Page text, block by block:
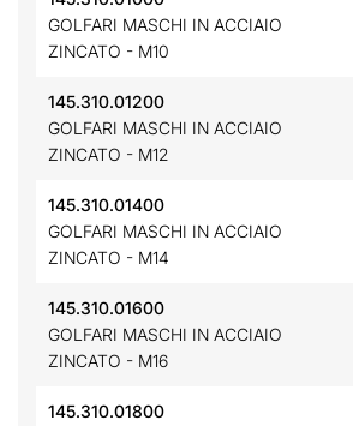
GOLFARI MASCHI IN ACCIAIO
ZINCATO - M10
145.310.01200
GOLFARI MASCHI IN ACCIAIO
ZINCATO - M12
145.310.01400
GOLFARI MASCHI IN ACCIAIO
ZINCATO - M14
145.310.01600
GOLFARI MASCHI IN ACCIAIO
ZINCATO - M16
145.310.01800